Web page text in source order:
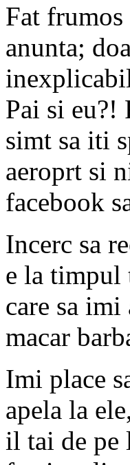
Fat
anunta;
Pai si eu?!
simt sa iti
aeroprt si
facebook
Incerc sa
e la timpul
care sa imi
macar
Imi place
apela la
il tai de pe